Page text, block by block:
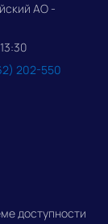
АО -
202-550
доступности